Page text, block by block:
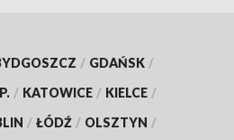
/ GDAŃSK /
/ KATOWICE / KIELCE /
/ ŁÓDŹ / OLSZTYN /